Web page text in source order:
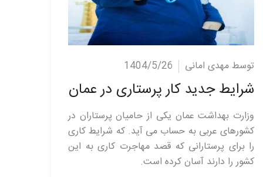
ادامه مطلب توسط مهدی امانی 1404/5/26
شرایط جدید کار پرستاری در عمان
وزارت بهداشت عمان یکی از حامیان پرستاران در
کشورهای عربی به حساب می آید. که شرایط کاری
را برای پرستارانی که قصد مهاجرت کاری به این
کشور را دارند آسان کرده است.